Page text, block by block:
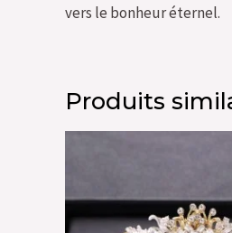
vers le bonheur éternel.
Produits